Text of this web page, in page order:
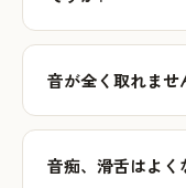
音が全く取れませ
音痴、滑舌はよく